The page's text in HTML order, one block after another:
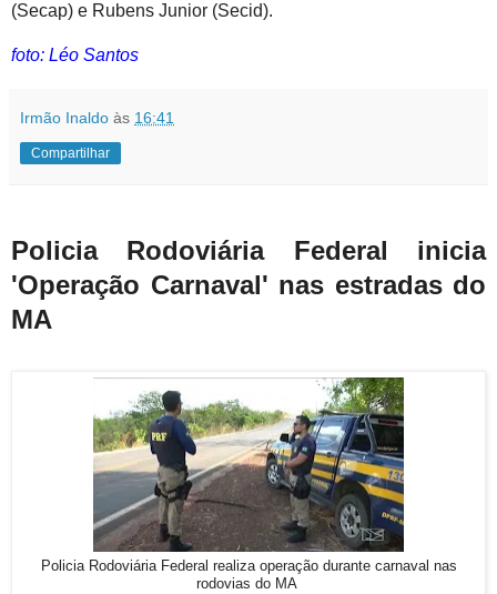
(Secap) e Rubens Junior (Secid).
foto: Léo Santos
Irmão Inaldo às 16:41
Compartilhar
Policia Rodoviária Federal inicia
'Operação Carnaval' nas estradas do
MA
Policia Rodoviária Federal realiza operação durante carnaval nas
rodovias do MA